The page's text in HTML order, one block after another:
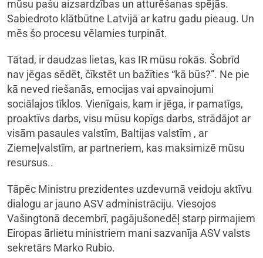
mūsu pašu aizsardzības un atturēšanas spējās.
Sabiedroto klātbūtne Latvijā ar katru gadu pieaug. Un
mēs šo procesu vēlamies turpināt.
Tātad, ir daudzas lietas, kas IR mūsu rokās. Šobrīd
nav jēgas sēdēt, čīkstēt un bažīties “kā būs?”. Ne pie
kā neved riešanās, emocijas vai apvainojumi
sociālajos tīklos. Vienīgais, kam ir jēga, ir pamatīgs,
proaktīvs darbs, visu mūsu kopīgs darbs, strādājot ar
visām pasaules valstīm, Baltijas valstīm , ar
Ziemeļvalstīm, ar partneriem, kas maksimizē mūsu
resursus..
Tāpēc Ministru prezidentes uzdevumā veidoju aktīvu
dialogu ar jauno ASV administrāciju. Viesojos
Vašingtonā decembrī, pagājušonedēļ starp pirmajiem
Eiropas ārlietu ministriem mani sazvanīja ASV valsts
sekretārs Marko Rubio.